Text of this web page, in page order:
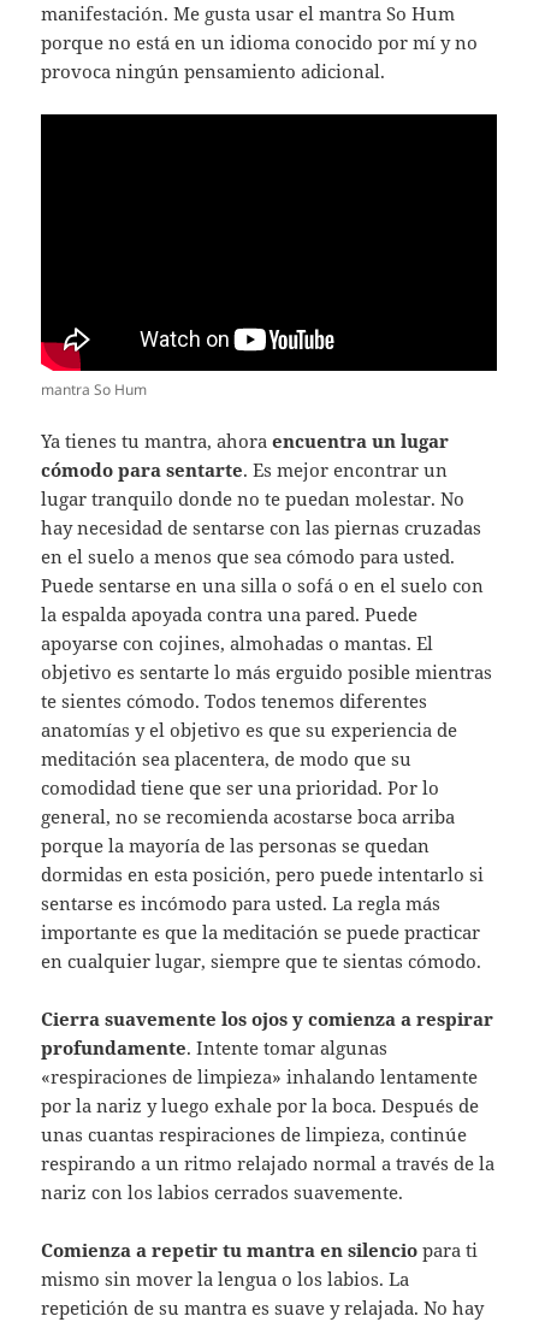
manifestación. Me gusta usar el mantra So Hum
porque no está en un idioma conocido por mí y no
provoca ningún pensamiento adicional.
mantra So Hum
Ya tienes tu mantra, ahoraencuentra un lugar
cómodo para sentarte. Es mejor encontrar un
lugar tranquilo donde no te puedan molestar. No
hay necesidad de sentarse con las piernas cruzadas
en el suelo a menos que sea cómodo para usted.
Puede sentarse en una silla o sofá o en el suelo con
la espalda apoyada contra una pared. Puede
apoyarse con cojines, almohadas o mantas. El
objetivo es sentarte lo más erguido posible mientras
te sientes cómodo. Todos tenemos diferentes
anatomías y el objetivo es que su experiencia de
meditación sea placentera, de modo que su
comodidad tiene que ser una prioridad. Por lo
general, no se recomienda acostarse boca arriba
porque la mayoría de las personas se quedan
dormidas en esta posición, pero puede intentarlo si
sentarse es incómodo para usted. La regla más
importante es que la meditación se puede practicar
en cualquier lugar, siempre que te sientas cómodo.
Cierra suavemente los ojos y comienza a respirar
profundamente. Intente tomar algunas
«respiraciones de limpieza» inhalando lentamente
por la nariz y luego exhale por la boca. Después de
unas cuantas respiraciones de limpieza, continúe
respirando a un ritmo relajado normal a través de la
nariz con los labios cerrados suavemente.
Comienza a repetir tu mantra en silenciopara ti
mismo sin mover la lengua o los labios. La
repetición de su mantra es suave y relajada. No hay